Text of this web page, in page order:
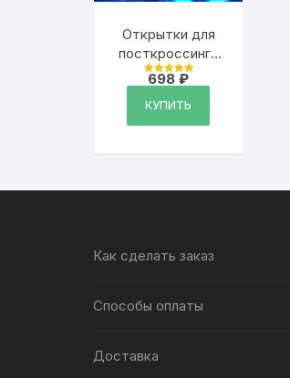
Открытки для
посткроссинга
на День
Воспитателя, 33
шт.
Оценка
698 ₽
КУПИТЬ
Как сделать заказ
Способы оплаты
Доставка